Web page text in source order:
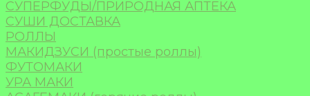
СУПЕРФУДЫ/ПРИРОДНАЯ АПТЕКА
СУШИ ДОСТАВКА
РОЛЛЫ
МАКИДЗУСИ (простые роллы)
ФУТОМАКИ
УРА МАКИ